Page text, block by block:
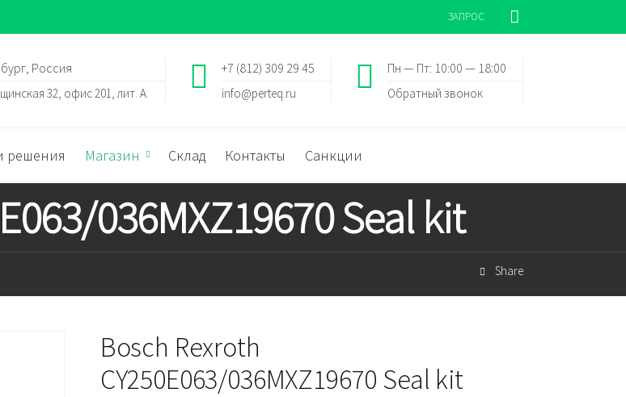
ЗАПРОС
Пн — Пт: 10:00 — 18:00
Обратный звонок
+7 (812) 309 29 45
info@perteq.ru
Россия
32, офис 201, лит. А.
решения Магазин Склад Контакты Санкции
036MXZ19670 Seal kit
Share
Bosch Rexroth
CY250E063/036MXZ19670 Seal kit